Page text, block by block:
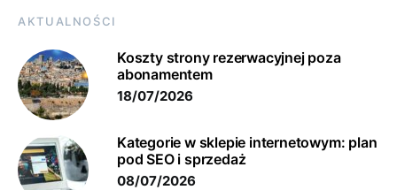
AKTUALNOŚCI
Koszty strony rezerwacyjnej poza
abonamentem
18/07/2026
Kategorie w sklepie internetowym: plan
pod SEO i sprzedaż
08/07/2026